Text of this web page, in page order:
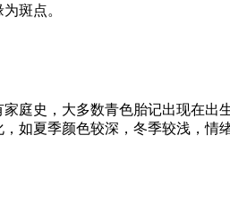
斑点。
庭史，大多数青色胎记出现在出
如夏季颜色较深，冬季较浅，情